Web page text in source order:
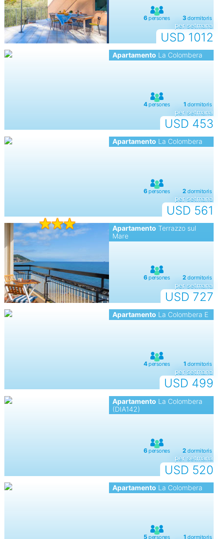
USD 1012
per setmana
Apartamento La Colombera
USD 453
per setmana
Apartamento La Colombera
USD 561
per setmana
Apartamento Terrazzo sul
Mare
USD 727
per setmana
Apartamento La Colombera E
USD 499
per setmana
Apartamento La Colombera
(DIA142)
USD 520
per setmana
Apartamento La Colombera